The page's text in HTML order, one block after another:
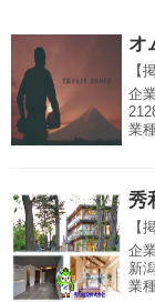
オ
【
企
業
秀
【
企
新
業